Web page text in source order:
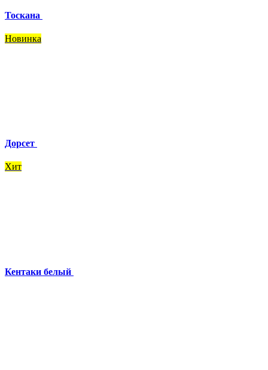
Тоскана
Новинка
Дорсет
Хит
Кентаки белый